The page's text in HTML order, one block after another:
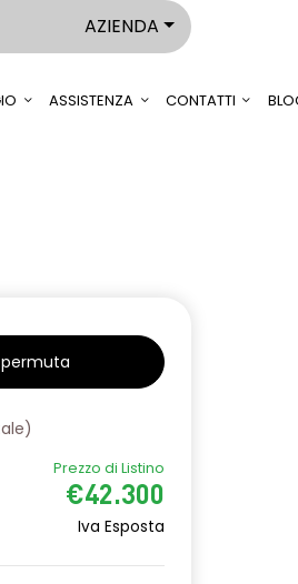
AZIENDA
ASSISTENZA CONTATTI
)
Prezzo di Listino
€42.300
Iva Esposta